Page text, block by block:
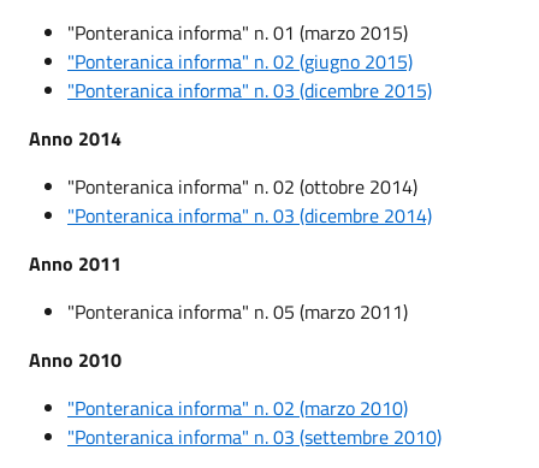
"Ponteranica informa" n. 01 (marzo 2015)
"Ponteranica informa" n. 02 (giugno 2015)
"Ponteranica informa" n. 03 (dicembre 2015)
Anno 2014
"Ponteranica informa" n. 02 (ottobre 2014)
"Ponteranica informa" n. 03 (dicembre 2014)
Anno 2011
"Ponteranica informa" n. 05 (marzo 2011)
Anno 2010
"Ponteranica informa" n. 02 (marzo 2010)
"Ponteranica informa" n. 03 (settembre 2010)